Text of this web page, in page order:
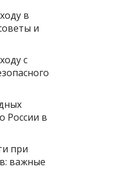
в
и
с
России в
при
важные